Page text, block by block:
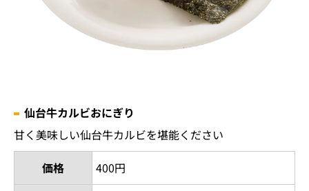
仙台牛カルビおにぎり
甘く美味しい仙台牛カルビを堪能ください
価格
400円